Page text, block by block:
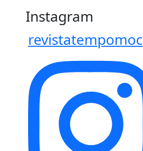
Instagram
revistatempomoc